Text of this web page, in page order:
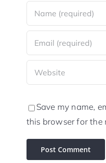
Save my name,
this browser for the